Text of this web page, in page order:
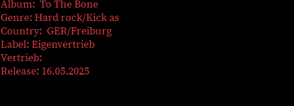
Album: To The Bone
Genre: Hard rock/Kick as
Country: GER/Freiburg
Label: Eigenvertrieb
Vertrieb:
Release: 16.05.2025